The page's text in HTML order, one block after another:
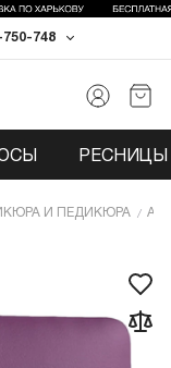
748
РЕСНИЦЫ
И ПЕДИКЮРА